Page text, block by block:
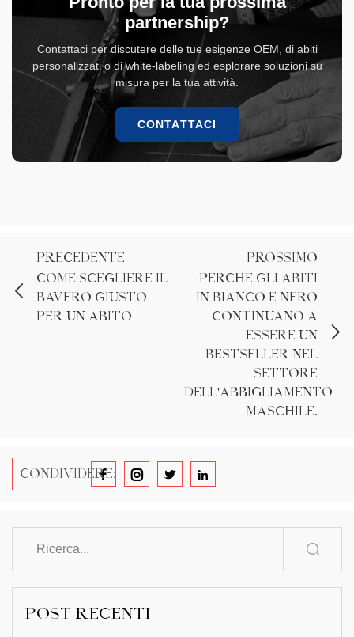
partnership?
Contattaci per discutere delle tue esigenze OEM, di abiti
personalizzati o di white-labeling ed esplorare soluzioni su
misura per la tua attività.
CONTATTACI
PRECEDENTE
Come scegliere il
bavero giusto
per un abito
PROSSIMO
Perché gli abiti
in bianco e nero
continuano a
essere un
bestseller nel
settore
dell'abbigliamento
maschile.
CONDIVIDERE:
POST RECENTI